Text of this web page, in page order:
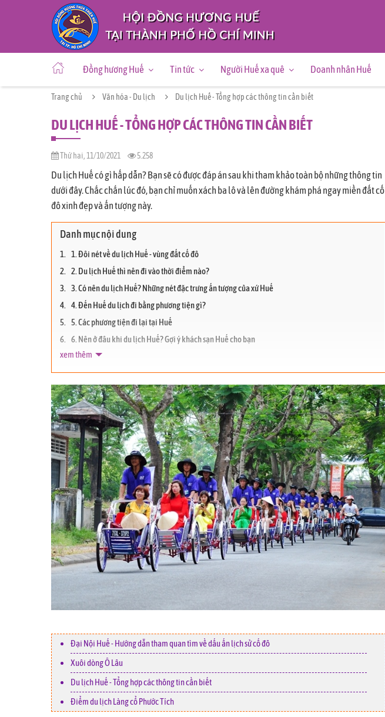
Đồng hương Huế Tin tức Người Huế xa quê Doanh nhân Huế
Trang chủ Văn hóa - Du lịch Du lịch Huế - Tổng hợp các thông tin cần biết
DU LỊCH HUẾ - TỔNG HỢP CÁC THÔNG TIN CẦN BIẾT
Thứ hai, 11/10/2021 5.258
Du lịch Huế có gì hấp dẫn? Bạn sẽ có được đáp án sau khi tham khảo toàn bộ những thông tin
dưới đây. Chắc chắn lúc đó, bạn chỉ muốn xách ba lô và lên đường khám phá ngay miền đất cố
đô xinh đẹp và ấn tượng này.
Danh mục nội dung
1. Đôi nét về du lịch Huế - vùng đất cố đô
2. Du lịch Huế thì nên đi vào thời điểm nào?
3. Có nên du lịch Huế? Những nét đặc trưng ấn tượng của xứ Huế
4. Đến Huế du lịch đi bằng phương tiện gì?
5. Các phương tiện đi lại tại Huế
6. Nên ở đâu khi du lịch Huế? Gợi ý khách sạn Huế cho bạn
7. Ăn gì khi đi du lịch Huế? 10 món đặc sản mang đậm chất Huế
8. Du lịch Huế nên đi đâu chơi? Địa điểm du lịch Huế nổi tiếng
9. Du lịch Huế mua gì làm quà?
10. Một số lưu ý khi đi du lịch Huế
xem thêm
Đại Nội Huế - Hướng dẫn tham quan tìm về dấu ấn lịch sử cố đô
Xuôi dòng Ô Lâu
Du lịch Huế - Tổng hợp các thông tin cần biết
Điểm du lịch Làng cổ Phước Tích